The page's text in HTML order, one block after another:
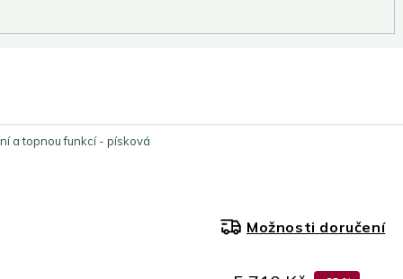
a topnou funkcí - písková
Možnosti doručení